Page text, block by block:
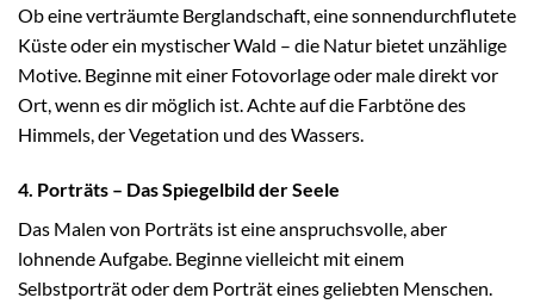
Ob eine verträumte Berglandschaft, eine sonnendurchflutete
Küste oder ein mystischer Wald – die Natur bietet unzählige
Motive. Beginne mit einer Fotovorlage oder male direkt vor
Ort, wenn es dir möglich ist. Achte auf die Farbtöne des
Himmels, der Vegetation und des Wassers.
4. Porträts – Das Spiegelbild der Seele
Das Malen von Porträts ist eine anspruchsvolle, aber
lohnende Aufgabe. Beginne vielleicht mit einem
Selbstporträt oder dem Porträt eines geliebten Menschen.